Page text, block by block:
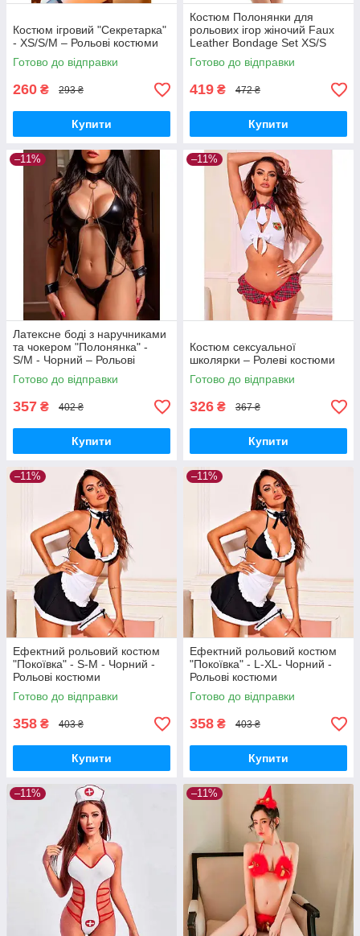
Костюм ігровий "Секретарка"
- XS/S/M – Рольові костюми
Готово до відправки
260 ₴ 293 ₴
Купити
Костюм Полонянки для
рольових ігор жіночий Faux
Leather Bondage Set XS/S
чорний зі штучної шкіри
Готово до відправки
419 ₴ 472 ₴
Купити
–11%
Латексне боді з наручниками
та чокером "Полонянка" -
S/M - Чорний – Рольові
костюми
Готово до відправки
357 ₴ 402 ₴
Купити
–11%
Костюм сексуальної
школярки – Ролеві костюми
Готово до відправки
326 ₴ 367 ₴
Купити
–11%
Ефектний рольовий костюм
"Покоївка" - S-M - Чорний -
Рольові костюми
Готово до відправки
358 ₴ 403 ₴
Купити
–11%
Ефектний рольовий костюм
"Покоївка" - L-XL- Чорний -
Рольові костюми
Готово до відправки
358 ₴ 403 ₴
Купити
–11% –11%